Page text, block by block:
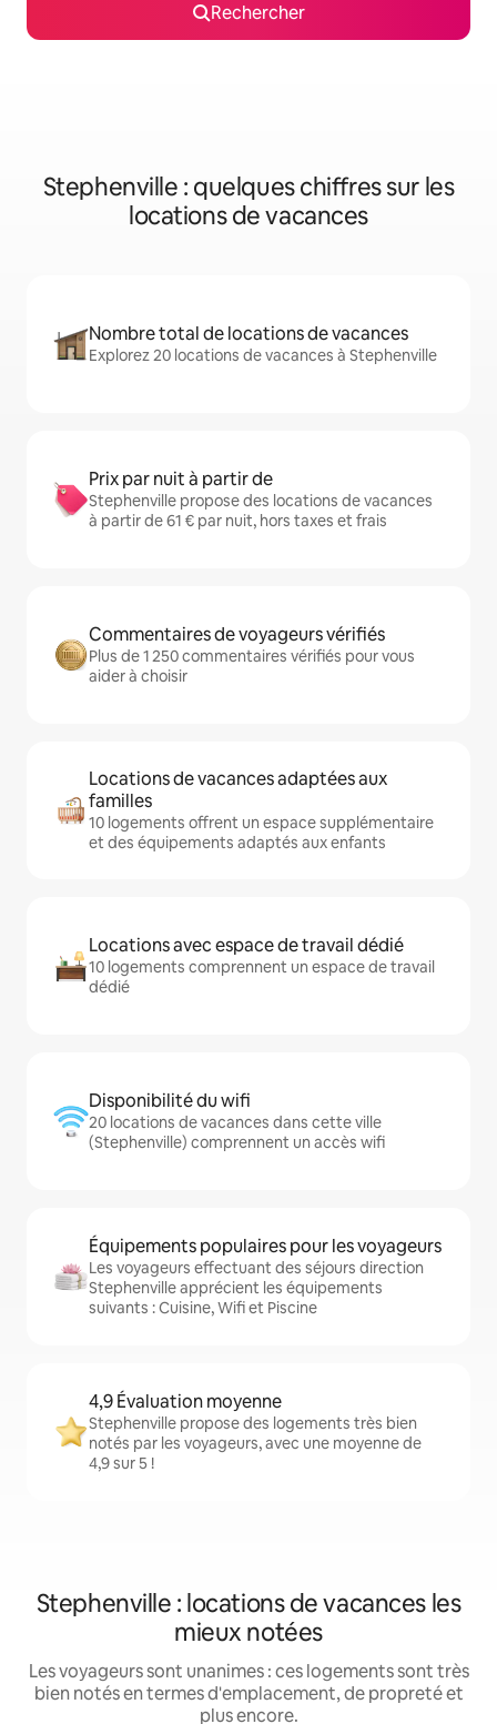
Rechercher
Stephenville : quelques chiffres sur les
locations de vacances
Nombre total de locations de vacances
Explorez 20 locations de vacances à Stephenville
Prix par nuit à partir de
Stephenville propose des locations de vacances
à partir de 61 € par nuit, hors taxes et frais
Commentaires de voyageurs vérifiés
Plus de 1 250 commentaires vérifiés pour vous
aider à choisir
Locations de vacances adaptées aux
familles
10 logements offrent un espace supplémentaire
et des équipements adaptés aux enfants
Locations avec espace de travail dédié
10 logements comprennent un espace de travail
dédié
Disponibilité du wifi
20 locations de vacances dans cette ville
(Stephenville) comprennent un accès wifi
Équipements populaires pour les voyageurs
Les voyageurs effectuant des séjours direction
Stephenville apprécient les équipements
suivants : Cuisine, Wifi et Piscine
4,9 Évaluation moyenne
Stephenville propose des logements très bien
notés par les voyageurs, avec une moyenne de
4,9 sur 5 !
Stephenville : locations de vacances les
mieux notées
Les voyageurs sont unanimes : ces logements sont très
bien notés en termes d'emplacement, de propreté et
plus encore.